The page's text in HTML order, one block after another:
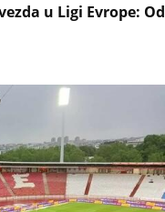
u Ligi Evrope: Od